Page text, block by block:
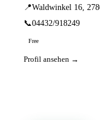
📍Waldwinkel 16,
📞04432/918249
Free
Profil ansehen →